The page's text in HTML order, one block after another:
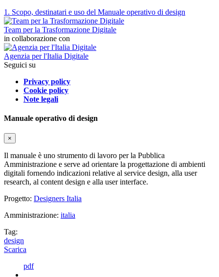
1. Scopo, destinatari e uso del Manuale operativo di design
Team per la Trasformazione Digitale
in collaborazione con
Agenzia per l'Italia Digitale
Seguici su
Privacy policy
Cookie policy
Note legali
Manuale operativo di design
×
Il manuale è uno strumento di lavoro per la Pubblica
Amministrazione e serve ad orientare la progettazione di ambienti
digitali fornendo indicazioni relative al service design, alla user
research, al content design e alla user interface.
Progetto: Designers Italia
Amministrazione: italia
Tag:
design
Scarica
pdf